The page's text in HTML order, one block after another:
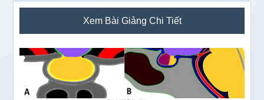
Sidebar
chính
Xem Bài Giảng Chi Tiết